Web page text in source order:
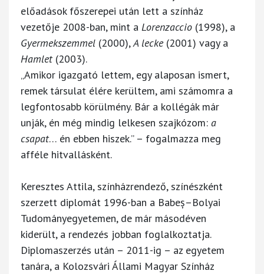
előadások főszerepei után lett a színház
vezetője 2008-ban, mint a Lorenzaccio (1998), a
Gyermekszemmel (2000), A lecke (2001) vagy a
Hamlet (2003).
„Amikor igazgató lettem, egy alaposan ismert,
remek társulat élére kerültem, ami számomra a
legfontosabb körülmény. Bár a kollégák már
unják, én még mindig lelkesen szajkózom: a
csapat… én ebben hiszek.” – fogalmazza meg
afféle hitvallásként.
Keresztes Attila, színházrendező, színészként
szerzett diplomát 1996-ban a Babeș–Bolyai
Tudományegyetemen, de már másodéven
kiderült, a rendezés jobban foglalkoztatja.
Diplomaszerzés után – 2011-ig – az egyetem
tanára, a Kolozsvári Állami Magyar Színház